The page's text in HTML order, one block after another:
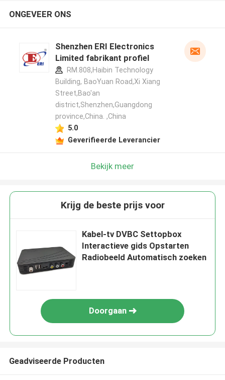
ONGEVEER ONS
Shenzhen ERI Electronics
Limited fabrikant profiel
RM.808,Haibin Technology
Building, BaoYuan Road,Xi Xiang
Street,Bao'an
district,Shenzhen,Guangdong
province,China. ,China
5.0
Geverifieerde Leverancier
Bekijk meer
Krijg de beste prijs voor
Kabel-tv DVBC Settopbox
Interactieve gids Opstarten
Radiobeeld Automatisch zoeken
Doorgaan
Geadviseerde Producten